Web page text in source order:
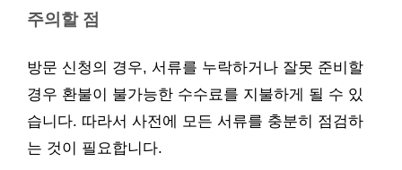
주의할 점
방문 신청의 경우, 서류를 누락하거나 잘못 준비할
경우 환불이 불가능한 수수료를 지불하게 될 수 있
습니다. 따라서 사전에 모든 서류를 충분히 점검하
는 것이 필요합니다.